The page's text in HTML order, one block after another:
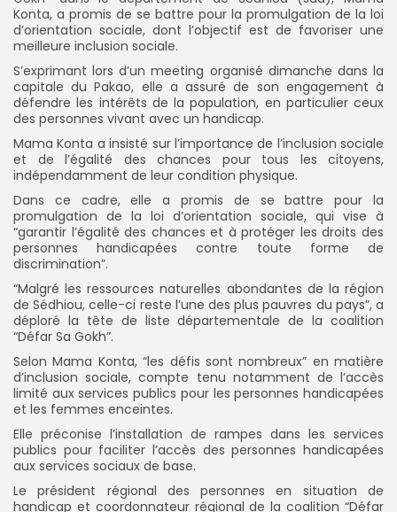
Konta, a promis de se battre pour la promulgation de la loi
d’orientation sociale, dont l’objectif est de favoriser une
meilleure inclusion sociale.
S’exprimant lors d’un meeting organisé dimanche dans la
capitale du Pakao, elle a assuré de son engagement à
défendre les intérêts de la population, en particulier ceux
des personnes vivant avec un handicap.
Mama Konta a insisté sur l’importance de l’inclusion sociale
et de l’égalité des chances pour tous les citoyens,
indépendamment de leur condition physique.
Dans ce cadre, elle a promis de se battre pour la
promulgation de la loi d’orientation sociale, qui vise à
“garantir l’égalité des chances et à protéger les droits des
personnes handicapées contre toute forme de
discrimination”.
“Malgré les ressources naturelles abondantes de la région
de Sédhiou, celle-ci reste l’une des plus pauvres du pays”, a
déploré la tête de liste départementale de la coalition
“Défar Sa Gokh”.
Selon Mama Konta, “les défis sont nombreux” en matière
d’inclusion sociale, compte tenu notamment de l’accès
limité aux services publics pour les personnes handicapées
et les femmes enceintes.
Elle préconise l’installation de rampes dans les services
publics pour faciliter l’accès des personnes handicapées
aux services sociaux de base.
Le président régional des personnes en situation de
handicap et coordonnateur régional de la coalition “Défar